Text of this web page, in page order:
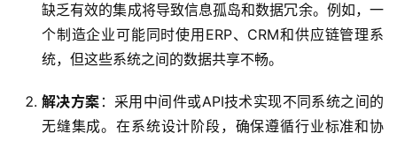
缺乏有效的集成将导致信息孤岛和数据冗余。例如，一
个制造企业可能同时使用ERP、CRM和供应链管理系
统，但这些系统之间的数据共享不畅。
解决方案 ：采用中间件或API技术实现不同系统之间的
无缝集成。在系统设计阶段，确保遵循行业标准和协